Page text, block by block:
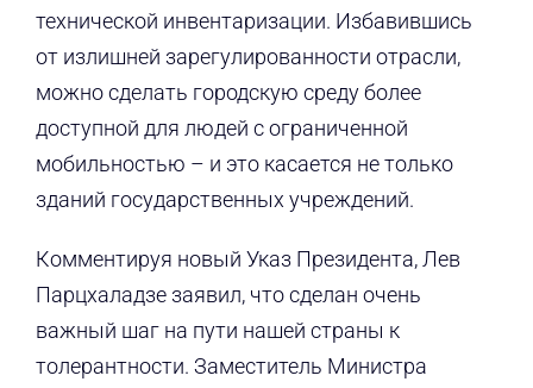
технической инвентаризации. Избавившись
от излишней зарегулированности отрасли,
можно сделать городскую среду более
доступной для людей с ограниченной
мобильностью – и это касается не только
зданий государственных учреждений.
Комментируя новый Указ Президента, Лев
Парцхаладзе заявил, что сделан очень
важный шаг на пути нашей страны к
толерантности. Заместитель Министра